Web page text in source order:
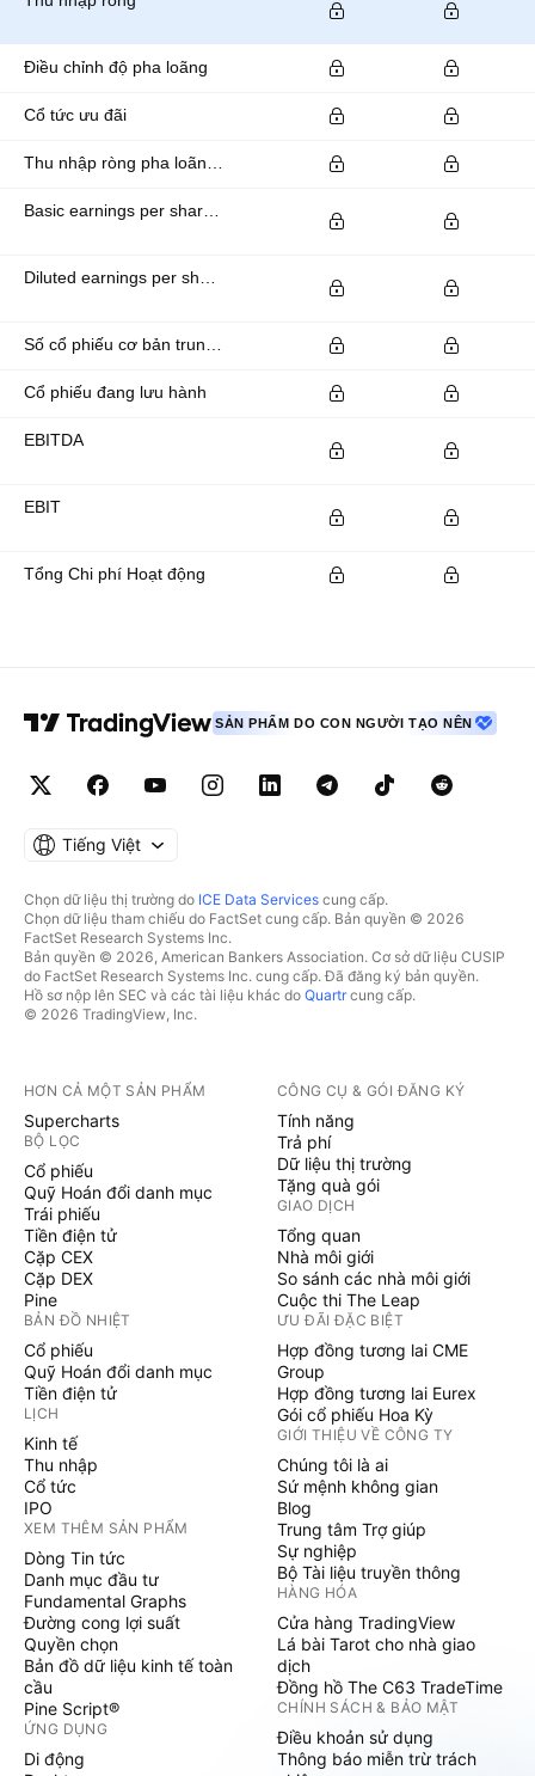
Điều chỉnh độ pha loãng
Cổ tức ưu đãi
Cổ phiếu đang lưu hành
EBITDA
EBIT
Tổng Chi phí Hoạt động
SẢN PHẨM DO CON NGƯỜI TẠO NÊN
Tiếng Việt
Chọn dữ liệu thị trường do ICE Data Services cung cấp.
Chọn dữ liệu tham chiếu do FactSet cung cấp. Bản quyền © 2026
FactSet Research Systems Inc.
Bản quyền © 2026, American Bankers Association. Cơ sở dữ liệu CUSIP
do FactSet Research Systems Inc. cung cấp. Đã đăng ký bản quyền.
Hồ sơ nộp lên SEC và các tài liệu khác do Quartrcung cấp.
© 2026 TradingView, Inc.
HƠN CẢ MỘT SẢN PHẨM
Supercharts
BỘ LỌC
Cổ phiếu
Quỹ Hoán đổi danh mục
Trái phiếu
Tiền điện tử
Cặp CEX
Cặp DEX
Pine
BẢN ĐỒ NHIỆT
Cổ phiếu
Quỹ Hoán đổi danh mục
Tiền điện tử
LỊCH
Kinh tế
Thu nhập
Cổ tức
IPO
XEM THÊM SẢN PHẨM
Dòng Tin tức
Danh mục đầu tư
Fundamental Graphs
Đường cong lợi suất
Quyền chọn
Bản đồ dữ liệu kinh tế toàn
cầu
Pine Script®
ỨNG DỤNG
Di động
CÔNG CỤ & GÓI ĐĂNG KÝ
Tính năng
Trả phí
Dữ liệu thị trường
Tặng quà gói
GIAO DỊCH
Tổng quan
Nhà môi giới
So sánh các nhà môi giới
Cuộc thi The Leap
ƯU ĐÃI ĐẶC BIỆT
Hợp đồng tương lai CME
Group
Hợp đồng tương lai Eurex
Gói cổ phiếu Hoa Kỳ
GIỚI THIỆU VỀ CÔNG TY
Chúng tôi là ai
Sứ mệnh không gian
Blog
Trung tâm Trợ giúp
Sự nghiệp
Bộ Tài liệu truyền thông
HÀNG HÓA
Cửa hàng TradingView
Lá bài Tarot cho nhà giao
dịch
Đồng hồ The C63 TradeTime
CHÍNH SÁCH & BẢO MẬT
Điều khoản sử dụng
Thông báo miễn trừ trách